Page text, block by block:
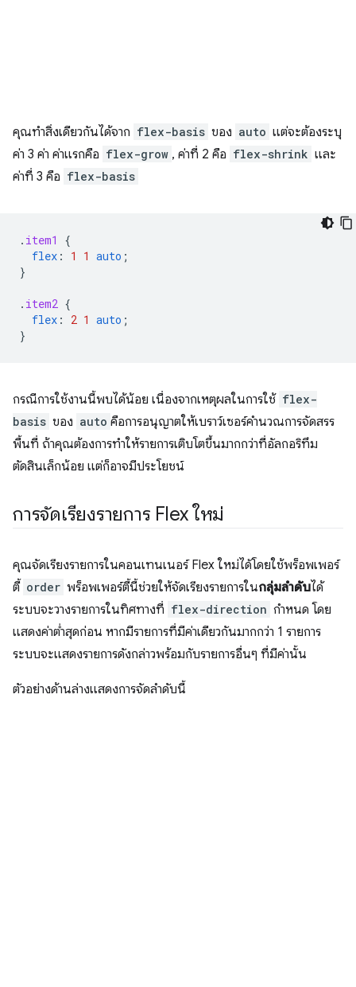
คุณทําสิ่งเดียวกันได้จาก flex-basis ของ auto แต่จะต้องระบุ
ค่า 3 ค่า ค่าแรกคือ flex-grow , ค่าที่ 2 คือ flex-shrink และ
ค่าที่ 3 คือ flex-basis
. item1
{
flex : 1 1 auto ;
}
. item2 {
flex : 2 1 auto ;
}
กรณีการใช้งานนี้พบได้น้อย เนื่องจากเหตุผลในการใช้ flex-
basis ของ auto คือการอนุญาตให้เบราว์เซอร์คำนวณการจัดสรร
พื้นที่ ถ้าคุณต้องการทำให้รายการเติบโตขึ้นมากกว่าที่อัลกอริทึม
ตัดสินเล็กน้อย แต่ก็อาจมีประโยชน์
การจัดเรียงรายการ Flex ใหม่
คุณจัดเรียงรายการในคอนเทนเนอร์ Flex ใหม่ได้โดยใช้พร็อพเพอร์
ตี้ order พร็อพเพอร์ตี้นี้ช่วยให้จัดเรียงรายการในกลุ่มลําดับได้
ระบบจะวางรายการในทิศทางที่ flex-direction กำหนด โดย
แสดงค่าต่ำสุดก่อน หากมีรายการที่มีค่าเดียวกันมากกว่า 1 รายการ
ระบบจะแสดงรายการดังกล่าวพร้อมกับรายการอื่นๆ ที่มีค่านั้น
ตัวอย่างด้านล่างแสดงการจัดลำดับนี้